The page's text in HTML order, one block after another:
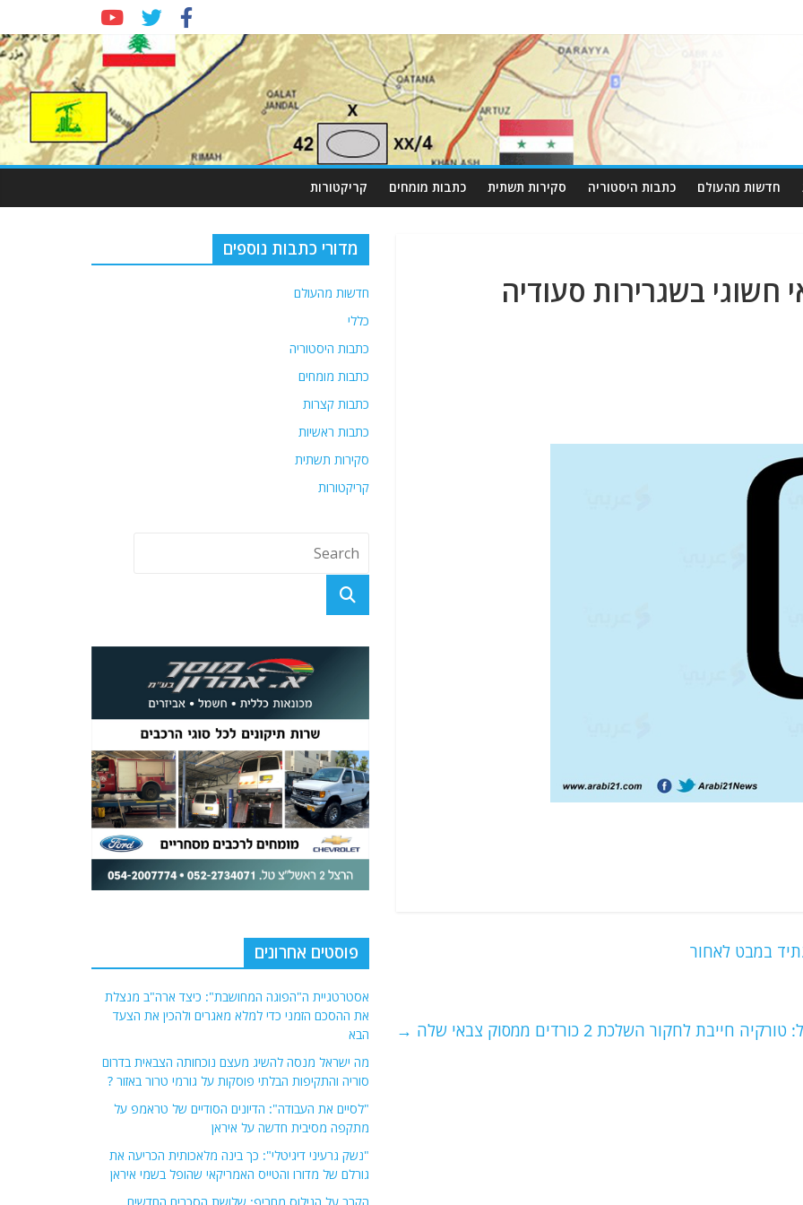
חדשות מהעולם כתבות היסטוריה סקירות תשתית כתבות מומחים קריקטורות
חשוגי בשגרירות סעודיה
במבט לאחור
לחקור השלכת 2 כורדים ממסוק צבאי שלה →
מדורי כתבות נוספים
חדשות מהעולם
כללי
כתבות היסטוריה
כתבות מומחים
כתבות קצרות
כתבות ראשיות
סקירות תשתית
קריקטורות
פוסטים אחרונים
אסטרטגיית ה"הפוגה המחושבת": כיצד ארה"ב מנצלת
את ההסכם הזמני כדי למלא מאגרים ולהכין את הצעד
הבא
מה ישראל מנסה להשיג מעצם נוכחותה הצבאית בדרום
סוריה והתקיפות הבלתי פוסקות על גורמי טרור באזור ?
"לסיים את העבודה": הדיונים הסודיים של טראמפ על
מתקפה מסיבית חדשה על איראן
"נשק גרעיני דיגיטלי": כך בינה מלאכותית הכריעה את
גורלם של מדורו והטייס האמריקאי שהופל בשמי איראן